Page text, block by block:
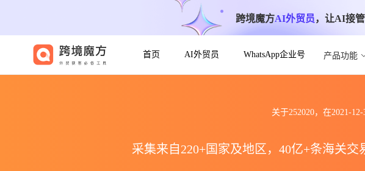
跨境魔方AI外贸员，让AI接
首页 AI外贸员 WhatsApp企业号 产品功能
关于252020，在2021-
采集来自220+国家及地区，40亿+条海关